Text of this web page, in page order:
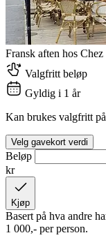
Fransk aften hos
Valgfritt beløp
Gyldig i 1 år
Kan brukes valgfritt
Velg gavekort verdi
Beløp
kr
Kjøp
Basert på hva andre
1 000,- per person.